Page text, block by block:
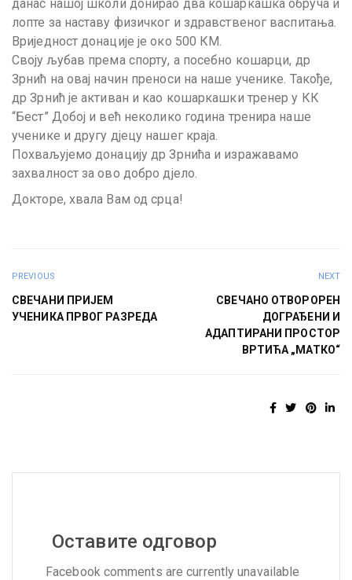
данас нашој школи донирао два кошаркашка обруча и
лопте за наставу физичког и здравственог васпитања.
Вриједност донације је око 500 КМ.
Своју љубав према спорту, а посебно кошарци, др
Зрнић на овај начин преноси на наше ученике. Такође,
др Зрнић је активан и као кошаркашки тренер у КК
“Бест” Добој и већ неколико година тренира наше
ученике и другу дјецу нашег краја.
Похваљујемо донацију др Зрнића и изражавамо
захвалност за ово добро дјело.
Докторе, хвала Вам од срца!
PREVIOUS
СВЕЧАНИ ПРИЈЕМ
УЧЕНИКА ПРВОГ РАЗРЕДА
NEXT
СВЕЧАНО ОТВОРОРЕН
ДОГРАЂЕНИ И
АДАПТИРАНИ ПРОСТОР
ВРТИЋА „МАТКО“
Оставите одговор
Facebook comments are currently unavailable